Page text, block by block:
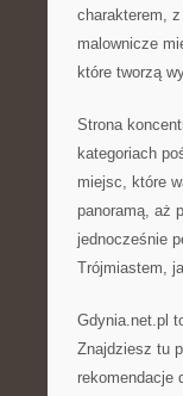
charakterem,
malownicze
które tworzą
Strona
kategoriach
miejsc, które
panoramą, aż
jednocześnie
Trójmiastem,
Gdynia.net.pl
Znajdziesz tu
rekomendacje